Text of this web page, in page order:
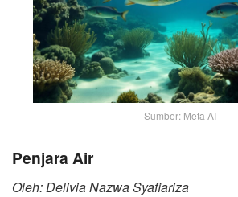
Sumber: Meta AI
Penjara Air
Oleh: Delivia Nazwa Syafiariza